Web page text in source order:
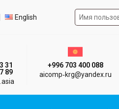
English Форма
г. Алматы
31
89
Киргизия г.
+996 703 400 088
aicomp‑krg@yandex.ru